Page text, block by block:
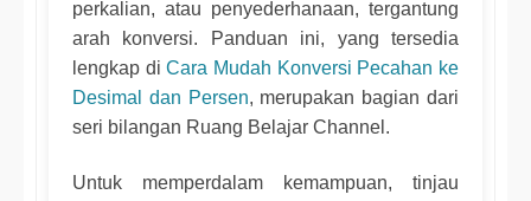
perkalian, atau penyederhanaan, tergantung
arah konversi. Panduan ini, yang tersedia
lengkap diCara Mudah Konversi Pecahan ke
Desimal dan Persen, merupakan bagian dari
seri bilangan Ruang Belajar Channel.
Untuk memperdalam kemampuan, tinjau